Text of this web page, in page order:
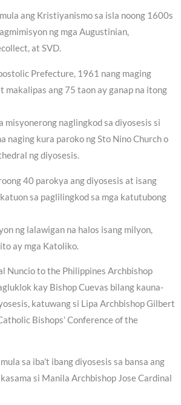
ang Kristiyanismo sa isla noong 1600s
ng mga Augustinian,
at SVD.
Prefecture, 1961 nang maging
makalipas ang 75 taon ay ganap na itong
misyonerong naglingkod sa diyosesis si
naging kura paroko ng Sto Nino Church o
ng diyosesis.
40 parokya ang diyosesis at isang
sa paglilingkod sa mga katutubong
ng lalawigan na halos isang milyon,
ay mga Katoliko.
Nuncio to the Philippines Archbishop
kay Bishop Cuevas bilang kauna-
katuwang si Lipa Archbishop Gilbert
Bishops’ Conference of the
sa iba’t ibang diyosesis sa bansa ang
si Manila Archbishop Jose Cardinal